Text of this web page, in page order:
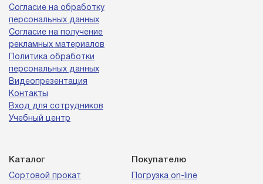
Согласие на обработку
персональных данных
Согласие на получение
рекламных материалов
Политика обработки
персональных данных
Видеопрезентация
Контакты
Вход для сотрудников
Учебный центр
Каталог
Сортовой прокат
Покупателю
Погрузка on-line